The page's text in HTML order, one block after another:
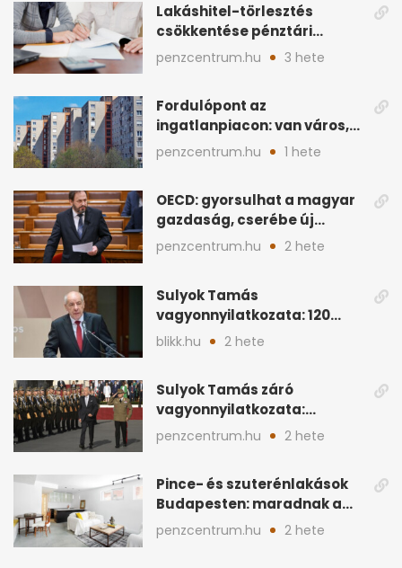
Lakáshitel-törlesztés
csökkentése pénztári
megtakarítással: így
működik
penzcentrum.hu 3 hete
Fordulópont az
ingatlanpiacon: van város,
ahol a vétel már olcsóbb
penzcentrum.hu 1 hete
OECD: gyorsulhat a magyar
gazdaság, cserébe új
ingatlanadó is felmerül
penzcentrum.hu 2 hete
Sulyok Tamás
vagyonnyilatkozata: 120
milliós megtakarítás, 5
blikk.hu 2 hete
Sulyok Tamás záró
vagyonnyilatkozata:
ingatlanok és
megtakarítások
penzcentrum.hu 2 hete
Pince- és szuterénlakások
Budapesten: maradnak a
szigorú szabályok
penzcentrum.hu 2 hete